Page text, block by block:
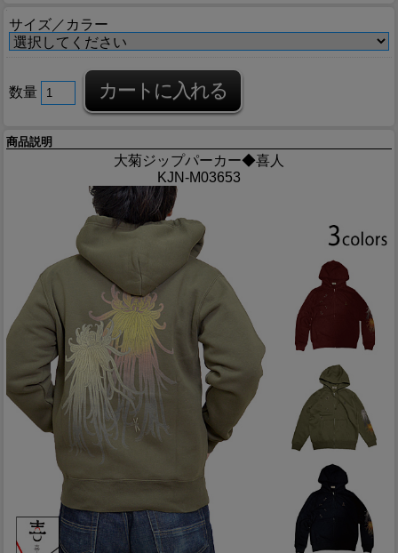
サイズ／カラー
数量
商品説明
大菊ジップパーカー◆喜人
KJN-M03653